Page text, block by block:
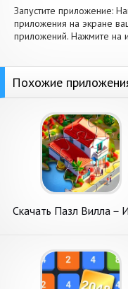
Запустите приложение:
приложения на экране
приложений. Нажмите на
Похожие
Скачать Пазл Вилла－